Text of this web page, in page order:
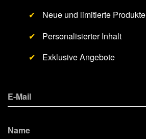
✔
Neue und limitierte Produkte
✔
Personalisierter Inhalt
✔
Exklusive Angebote